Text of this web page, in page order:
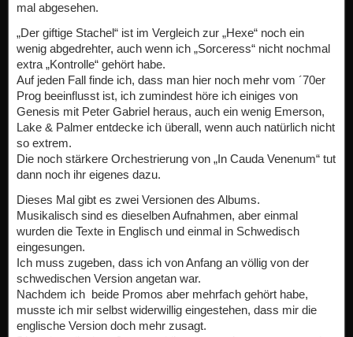
mal abgesehen.
„Der giftige Stachel“ ist im Vergleich zur „Hexe“ noch ein
wenig abgedrehter, auch wenn ich „Sorceress“ nicht nochmal
extra „Kontrolle“ gehört habe.
Auf jeden Fall finde ich, dass man hier noch mehr vom ´70er
Prog beeinflusst ist, ich zumindest höre ich einiges von
Genesis mit Peter Gabriel heraus, auch ein wenig Emerson,
Lake & Palmer entdecke ich überall, wenn auch natürlich nicht
so extrem.
Die noch stärkere Orchestrierung von „In Cauda Venenum“ tut
dann noch ihr eigenes dazu.
Dieses Mal gibt es zwei Versionen des Albums.
Musikalisch sind es dieselben Aufnahmen, aber einmal
wurden die Texte in Englisch und einmal in Schwedisch
eingesungen.
Ich muss zugeben, dass ich von Anfang an völlig von der
schwedischen Version angetan war.
Nachdem ich beide Promos aber mehrfach gehört habe,
musste ich mir selbst widerwillig eingestehen, dass mir die
englische Version doch mehr zusagt.